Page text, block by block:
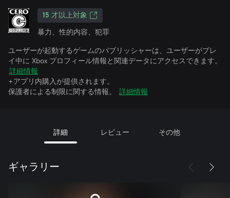
15 才以上対象
暴力、性的内容、犯罪
ユーザーが起動するゲームのパブリッシャーは、ユーザーがプレ
イ中に Xbox プロフィール情報と関連データにアクセスできます。
詳細情報
+アプリ内購入が提供されます。
保護者による制限に関する情報。
詳細情報
詳細 レビュー その他
ギャラリー